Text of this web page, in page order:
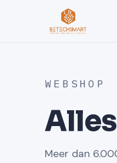
WEBSHOP
Meer dan